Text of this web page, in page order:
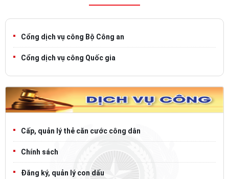
Cổng dịch vụ công Bộ Công an
Cổng dịch vụ công Quốc gia
Cấp, quản lý thẻ căn cước công dân
Chính sách
Đăng ký, quản lý con dấu